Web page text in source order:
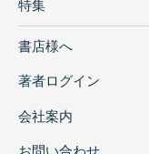
特集
書店様へ
著者ログイン
会社案内